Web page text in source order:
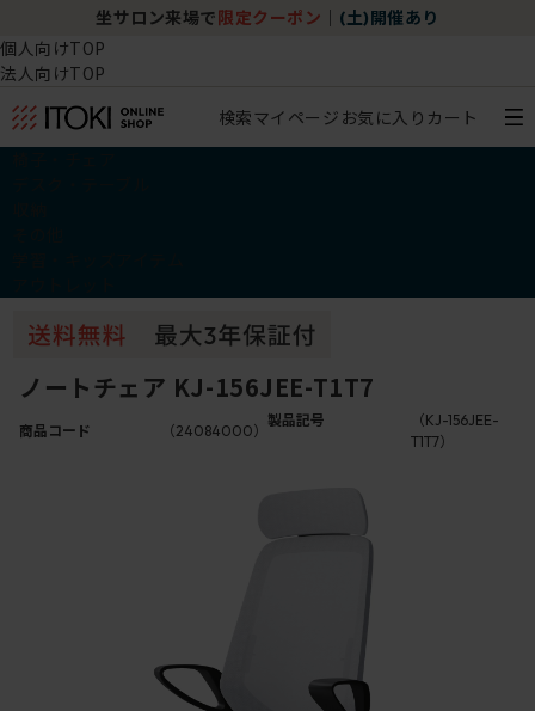
坐サロン来場で 限定クーポン (土)開催あり
個人向けTOP
法人向けTOP
検索マイページ お気に入り カート
ノートチェア KJ-156JEE-T1T7
商品コード （24084000）
製品記号
（KJ-156JEE-
T1T7）